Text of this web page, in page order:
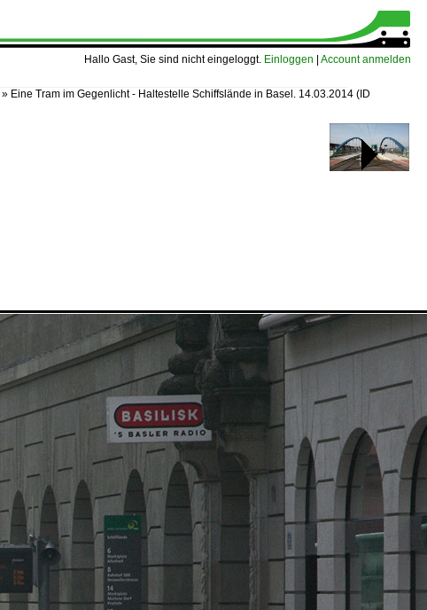
Hallo Gast, Sie sind nicht eingeloggt. Einloggen Account anmelden
» Eine Tram im Gegenlicht - Haltestelle Schiffslände in Basel. 14.03.2014 (ID